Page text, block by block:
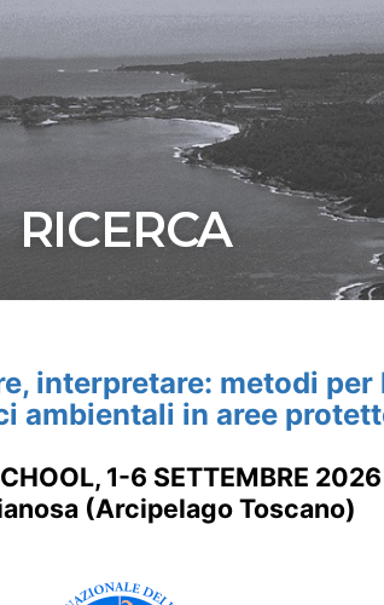
RICERCA
interpretare: metodi per
ambientali in aree
1-6 SETTEMBRE 2026
(Arcipelago Toscano)